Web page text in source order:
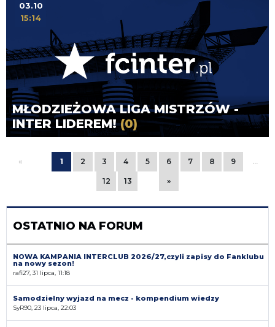
MŁODZIEŻOWA LIGA MISTRZÓW -
INTER LIDEREM!(0)
03.10
15:14
« 1 2 3 4 5 6 7 8 9 …
12 13 »
OSTATNIO NA FORUM
NOWA KAMPANIA INTERCLUB 2026/27,czyli zapisy do Fanklubu
na nowy sezon!
rafi27, 31 lipca, 11:18
Samodzielny wyjazd na mecz - kompendium wiedzy
SyR90, 23 lipca, 22:03